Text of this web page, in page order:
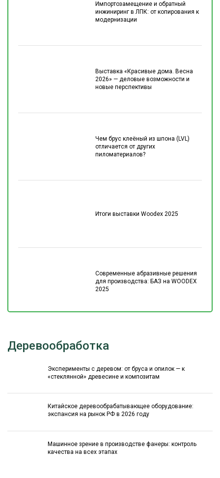
Импортозамещение и обратный
инжиниринг в ЛПК: от копирования к
модернизации
Выставка «Красивые дома. Весна
2026» — деловые возможности и
новые перспективы
Чем брус клеёный из шпона (LVL)
отличается от других
пиломатериалов?
Итоги выставки Woodex 2025
Современные абразивные решения
для производства: БАЗ на WOODEX
2025
Деревообработка
Эксперименты с деревом: от бруса и опилок — к
«стеклянной» древесине и композитам
Китайское деревообрабатывающее оборудование:
экспансия на рынок РФ в 2026 году
Машинное зрение в производстве фанеры: контроль
качества на всех этапах